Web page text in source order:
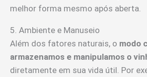
melhor forma mesmo após aberta.
5. Ambiente e Manuseio
Além dos fatores naturais, o modo
armazenamos e manipulamos o
diretamente em sua vida útil. Por